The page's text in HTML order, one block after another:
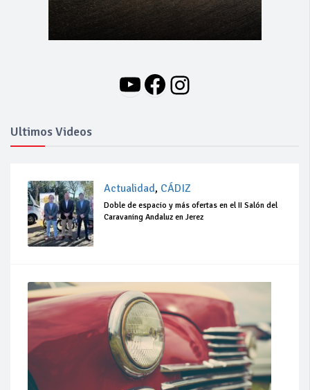
YouTube
Facebook
Instagram
Ultimos Videos
Actualidad, CÁDIZ
Doble de espacio y más ofertas en el II Salón del
Caravaning Andaluz en Jerez